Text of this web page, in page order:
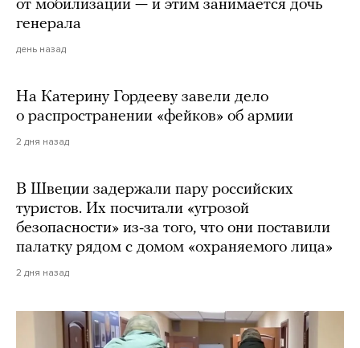
от мобилизации — и этим занимается дочь
генерала
день назад
На Катерину Гордееву завели дело
о распространении «фейков» об армии
2 дня назад
В Швеции задержали пару российских
туристов. Их посчитали «угрозой
безопасности» из-за того, что они поставили
палатку рядом с домом «охраняемого лица»
2 дня назад